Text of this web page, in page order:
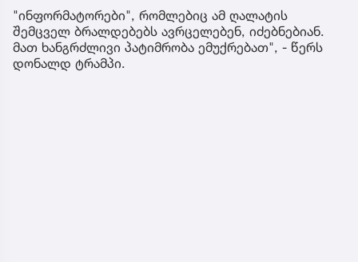
"ინფორმატორები", რომლებიც ამ ღალატის
შემცველ ბრალდებებს ავრცელებენ, იძებნებიან.
მათ ხანგრძლივი პატიმრობა ემუქრებათ", - წერს
დონალდ ტრამპი.